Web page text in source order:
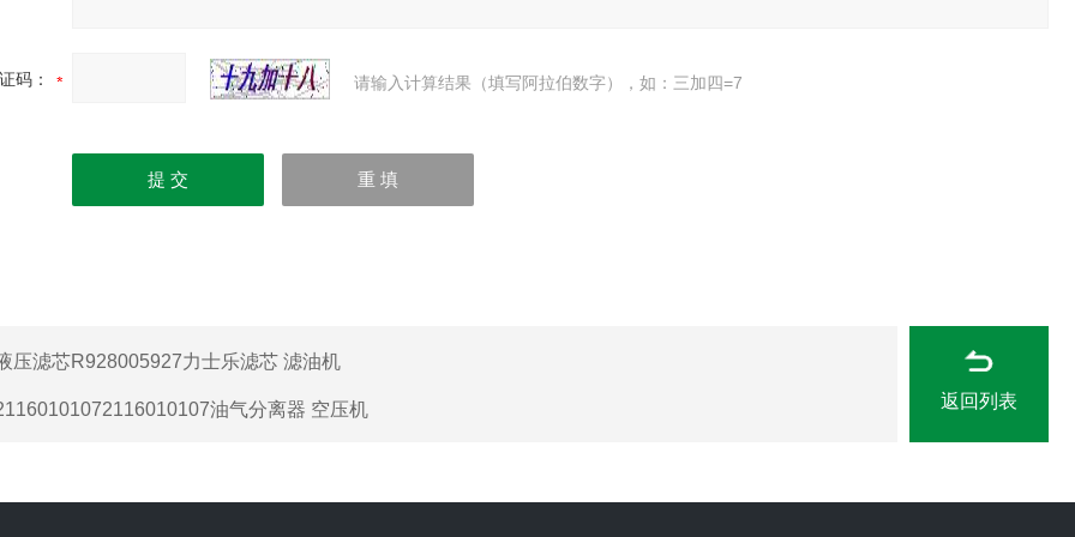
码： 请输入计算结果（填写阿拉伯数字），如：三加四=7
压滤芯R928005927力士乐滤芯 滤油机
油气分离器 空压机 返回列表